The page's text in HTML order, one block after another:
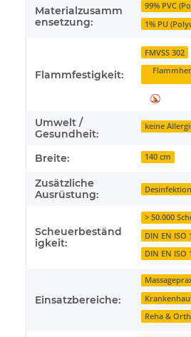
Materialzusamm
ensetzung:
99% PVC
1% PU
Flammfestigkeit:
FMVSS 302
Umwelt /
Gesundheit:
keine
Breite: 140 cm
Zusätzliche
Ausrüstung:
Scheuerbeständ
igkeit:
> 50.000
DIN EN ISO
DIN EN ISO
Einsatzbereiche:
Reha &